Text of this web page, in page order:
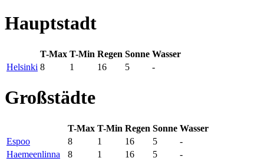
Hauptstadt
T-Max T-Min Regen Sonne Wasser
Helsinki 8 1 16 5 -
Großstädte
T-Max T-Min Regen Sonne Wasser
Espoo
8 1 16 5
-
Haemeenlinna
8 1 16 5
-